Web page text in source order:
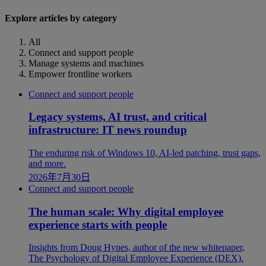
Explore articles by category
All
Connect and support people
Manage systems and machines
Empower frontline workers
Connect and support people
Legacy systems, AI trust, and critical
infrastructure: IT news roundup
The enduring risk of Windows 10, AI-led patching, trust gaps,
and more.
2026年7月30日
Connect and support people
The human scale: Why digital employee
experience starts with people
Insights from Doug Hynes, author of the new whitepaper,
The Psychology of Digital Employee Experience (DEX).